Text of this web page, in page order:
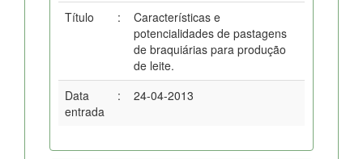
Título :
Características e
potencialidades de pastagens
de braquiárias para produção
de leite.
Data
entrada
: 24-04-2013